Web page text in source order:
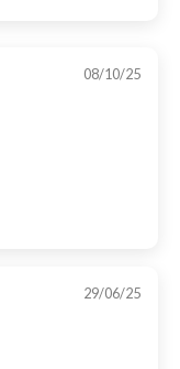
forårsager
08/10/25
29/06/25